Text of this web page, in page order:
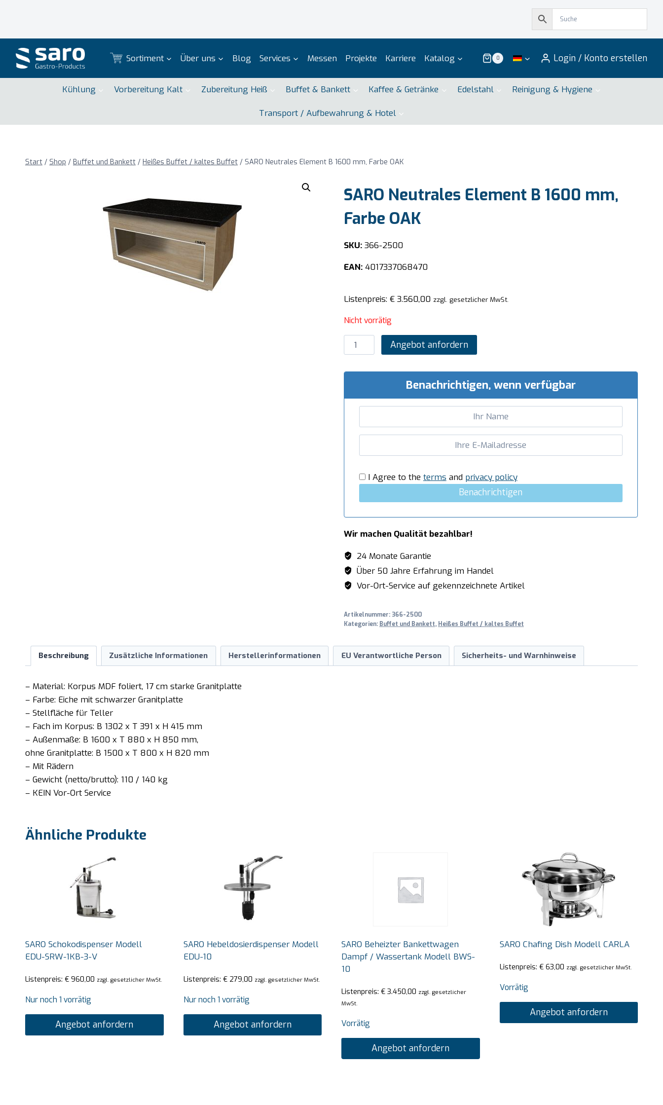
Sortiment Über uns Blog Services Messen Projekte Karriere Katalog 0 Login / Konto erstellen
Kühlung Vorbereitung Kalt Zubereitung Heiß Buffet & Bankett Kaffee & Getränke Edelstahl Reinigung & Hygiene
Transport / Aufbewahrung & Hotel
Start / Shop / Buffet und Bankett / Heißes Buffet / kaltes Buffet / SARO Neutrales Element B 1600 mm, Farbe OAK
SARO Neutrales Element B 1600 mm,
Farbe OAK
SKU:366-2500
EAN:4017337068470
Listenpreis: €3.560,00 zzgl. gesetzlicher MwSt.
Nicht vorrätig
SARO
Neutrales
mm,
OAK
Angebot anfordern
Benachrichtigen, wenn verfügbar
I Agree to the terms and privacy policy
Benachrichtigen
Wir machen Qualität bezahlbar!
24 Monate Garantie
Über 50 Jahre Erfahrung im Handel
Vor-Ort-Service auf gekennzeichnete Artikel
Artikelnummer: 366-2500
Kategorien: Buffet und Bankett, Heißes Buffet / kaltes Buffet
Beschreibung Zusätzliche Informationen Herstellerinformationen EU Verantwortliche Person Sicherheits- und Warnhinweise
– Material: Korpus MDF foliert, 17 cm starke Granitplatte
– Farbe: Eiche mit schwarzer Granitplatte
– Stellfläche für Teller
– Fach im Korpus: B 1302 x T 391 x H 415 mm
– Außenmaße: B 1600 x T 880 x H 850 mm,
ohne Granitplatte: B 1500 x T 800 x H 820 mm
– Mit Rädern
– Gewicht (netto/brutto): 110 / 140 kg
– KEIN Vor-Ort Service
Ähnliche Produkte
SARO Schokodispenser Modell
EDU-SRW-1KB-3-V
Listenpreis: € 960,00 zzgl. gesetzlicher MwSt.
Nur noch 1 vorrätig
Angebot anfordern
SARO Hebeldosierdispenser Modell
EDU-10
Listenpreis: €279,00 zzgl. gesetzlicher MwSt.
Nur noch 1 vorrätig
Angebot anfordern
SARO Beheizter Bankettwagen
Dampf / Wassertank Modell BWS-
10
Listenpreis: € 3.450,00 zzgl. gesetzlicher
MwSt.
Vorrätig
Angebot anfordern
SARO Chafing Dish Modell CARLA
Listenpreis: €63,00 zzgl. gesetzlicher MwSt.
Vorrätig
Angebot anfordern